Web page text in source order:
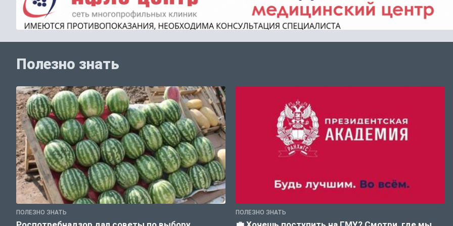
Полезно знать
ПОЛЕЗНО ЗНАТЬ ПОЛЕЗНО ЗНАТЬ